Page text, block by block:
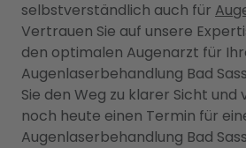
selbstverständlich auch für
Vertrauen Sie auf unsere
den optimalen Augenarzt für
Augenlaserbehandlung Bad
Sie den Weg zu klarer Sicht und
noch heute einen Termin für
Augenlaserbehandlung Bad